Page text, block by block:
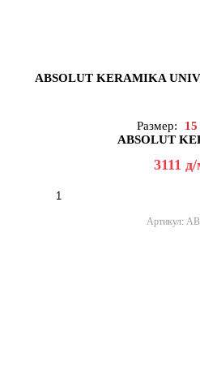
ABSOLUT KERAMIKA
Размер:
ABSOLUT
3111 д/
Артикул: